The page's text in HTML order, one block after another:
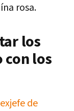
rosa.
los
con los
de